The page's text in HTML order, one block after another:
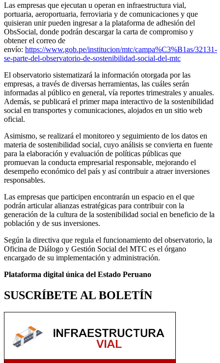
Las empresas que ejecutan u operan en infraestructura vial,
portuaria, aeroportuaria, ferroviaria y de comunicaciones y que
quisieran unir pueden ingresar a la plataforma de adhesión del
ObsSocial, donde podrán descargar la carta de compromiso y
obtener el correo de
envío: https://www.gob.pe/institucion/mtc/campa%C3%B1as/32131-
se-parte-del-observatorio-de-sostenibilidad-social-del-mtc
El observatorio sistematizará la información otorgada por las
empresas, a través de diversas herramientas, las cuáles serán
informadas al público en general, vía reportes trimestrales y anuales.
Además, se publicará el primer mapa interactivo de la sostenibilidad
social en transportes y comunicaciones, alojados en un sitio web
oficial.
Asimismo, se realizará el monitoreo y seguimiento de los datos en
materia de sostenibilidad social, cuyo análisis se convierta en fuente
para la elaboración y evaluación de políticas públicas que
promuevan la conducta empresarial responsable, mejorando el
desempeño económico del país y así contribuir a atraer inversiones
responsables.
Las empresas que participen encontrarán un espacio en el que
podrán articular alianzas estratégicas para contribuir con la
generación de la cultura de la sostenibilidad social en beneficio de la
población y de sus inversiones.
Según la directiva que regula el funcionamiento del observatorio, la
Oficina de Diálogo y Gestión Social del MTC es el órgano
encargado de su implementación y administración.
Plataforma digital única del Estado Peruano
SUSCRÍBETE AL BOLETÍN